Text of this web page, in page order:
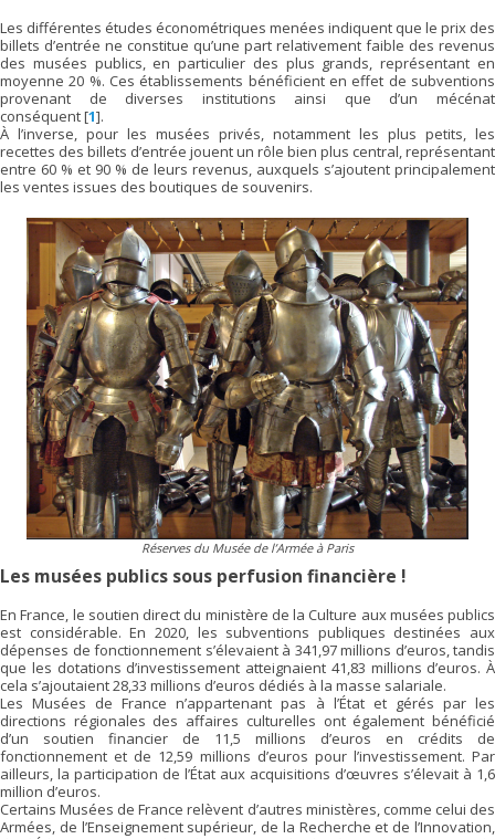
Les différentes études économétriques menées indiquent que le prix des
billets d’entrée ne constitue qu’une part relativement faible des revenus
des musées publics, en particulier des plus grands, représentant en
moyenne 20 %. Ces établissements bénéficient en effet de subventions
provenant de diverses institutions ainsi que d’un mécénat
conséquent[1].
À l’inverse, pour les musées privés, notamment les plus petits, les
recettes des billets d’entrée jouent un rôle bien plus central, représentant
entre 60 % et 90 % de leurs revenus, auxquels s’ajoutent principalement
les ventes issues des boutiques de souvenirs.
Réserves du Musée de l’Armée à Paris
Les musées publics sous perfusion financière !
En France, le soutien direct du ministère de la Culture aux musées publics
est considérable. En 2020, les subventions publiques destinées aux
dépenses de fonctionnement s’élevaient à 341,97 millions d’euros, tandis
que les dotations d’investissement atteignaient 41,83 millions d’euros. À
cela s’ajoutaient 28,33 millions d’euros dédiés à la masse salariale.
Les Musées de France n’appartenant pas à l’État et gérés par les
directions régionales des affaires culturelles ont également bénéficié
d’un soutien financier de 11,5 millions d’euros en crédits de
fonctionnement et de 12,59 millions d’euros pour l’investissement. Par
ailleurs, la participation de l’État aux acquisitions d’œuvres s’élevait à 1,6
million d’euros.
Certains Musées de France relèvent d’autres ministères, comme celui des
Armées, de l’Enseignement supérieur, de la Recherche et de l’Innovation,